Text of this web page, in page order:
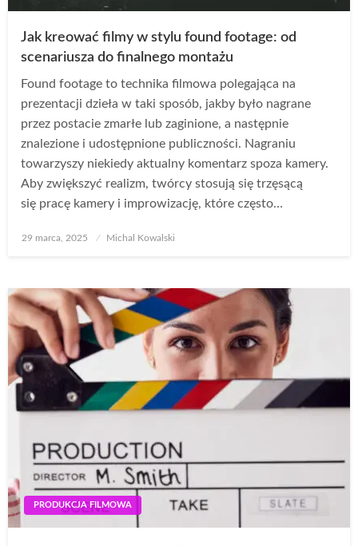
Jak kreować filmy w stylu found footage: od
scenariusza do finalnego montażu
Found footage to technika filmowa polegająca na
prezentacji dzieła w taki sposób, jakby było nagrane
przez postacie zmarłe lub zaginione, a następnie
znalezione i udostępnione publiczności. Nagraniu
towarzyszy niekiedy aktualny komentarz spoza kamery.
Aby zwiększyć realizm, twórcy stosują się trzęsącą
się pracę kamery i improwizację, które często…
Opublikowane
29 marca, 2025 Michal Kowalski
PRODUKCJA FILMOWA